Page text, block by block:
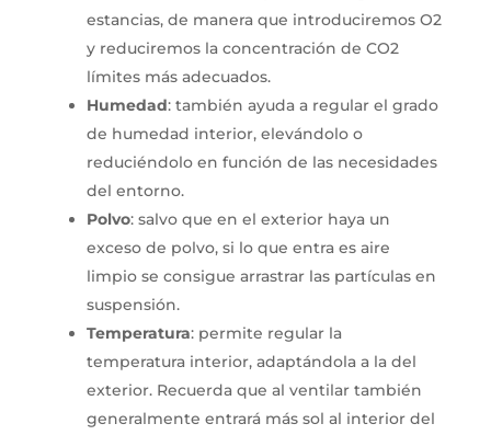
estancias, de manera que introduciremos O2
y reduciremos la concentración de CO2
límites más adecuados.
Humedad: también ayuda a regular el grado
de humedad interior, elevándolo o
reduciéndolo en función de las necesidades
del entorno.
Polvo: salvo que en el exterior haya un
exceso de polvo, si lo que entra es aire
limpio se consigue arrastrar las partículas en
suspensión.
Temperatura: permite regular la
temperatura interior, adaptándola a la del
exterior. Recuerda que al ventilar también
generalmente entrará más sol al interior del